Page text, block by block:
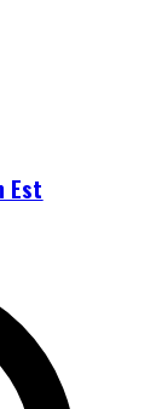
Est